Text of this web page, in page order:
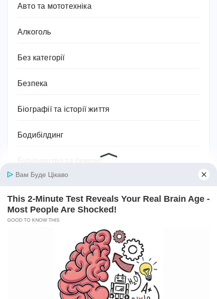
Авто та мототехніка
Алкоголь
Без категорії
Безпека
Біографії та історії життя
Бодибілдинг
Відносини
Військові теми